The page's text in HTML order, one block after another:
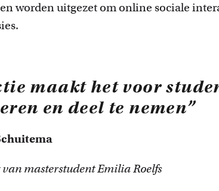
worden uitgezet om online sociale
maakt het voor
en deel te nemen”
masterstudent Emilia Roelfs